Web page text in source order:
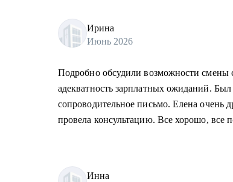
Ирина
Июнь 2026
Подробно обсудили возможности смены
адекватность зарплатных ожиданий.
сопроводительное письмо. Елена очень
провела консультацию. Все хорошо, все
Инна